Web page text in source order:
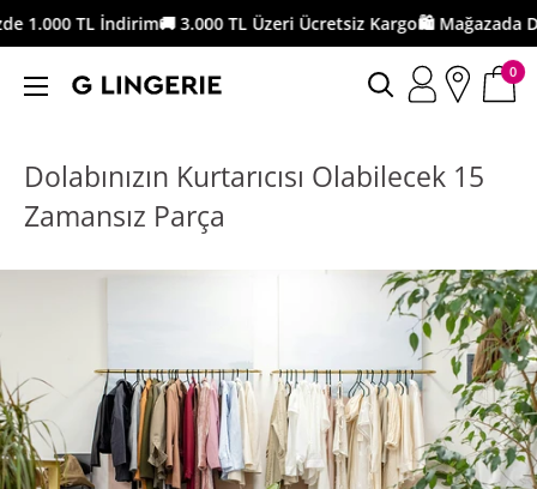
İçeriği
geç
İndirim🚚 3.000 TL Üzeri Ücretsiz Kargo🛍️ Mağazada Değişim
G
0
Dolabınızın Kurtarıcısı Olabilecek 15
Zamansız Parça